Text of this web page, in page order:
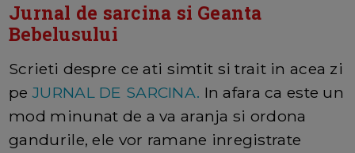
Jurnal de sarcina si Geanta
Bebelusului
Scrieti despre ce ati simtit si trait in acea zi
peJURNAL DE SARCINA. In afara ca este un
mod minunat de a va aranja si ordona
gandurile, ele vor ramane inregistrate